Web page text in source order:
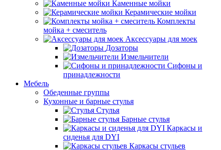
Каменные мойки
Керамические мойки
Комплекты
мойка + смеситель
Аксессуары для моек
Дозаторы
Измельчители
Сифоны и
принадлежности
Мебель
Обеденные группы
Кухонные и барные стулья
Стулья
Барные стулья
Каркасы и
сиденья для DYI
Каркасы стульев